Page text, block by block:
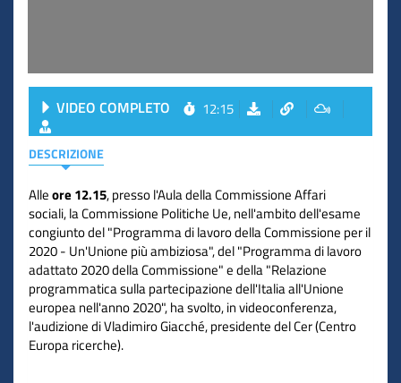
VIDEO COMPLETO 12:15
DESCRIZIONE
Alleore 12.15, presso l'Aula della Commissione Affari
sociali, la Commissione Politiche Ue, nell'ambito dell'esame
congiunto del "Programma di lavoro della Commissione per il
2020 - Un'Unione più ambiziosa", del "Programma di lavoro
adattato 2020 della Commissione" e della "Relazione
programmatica sulla partecipazione dell'Italia all'Unione
europea nell'anno 2020", ha svolto, in videoconferenza,
l'audizione di Vladimiro Giacché, presidente del Cer (Centro
Europa ricerche).